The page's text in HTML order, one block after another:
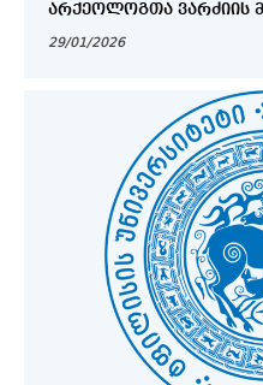
ᲐᲠᲥᲔᲝᲚᲝᲒᲗᲐ ᲕᲐᲠᲫᲘᲘᲡ
29/01/2026